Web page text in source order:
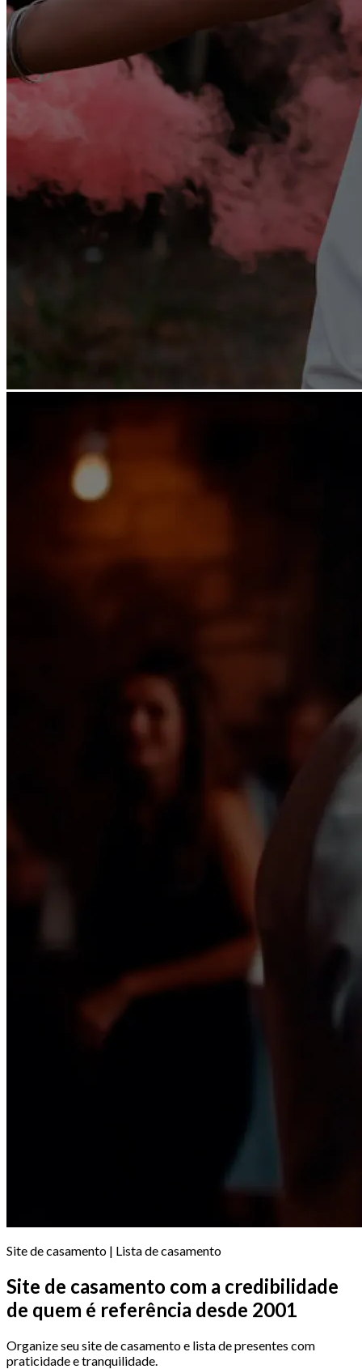
Site de casamento | Lista de casamento
Site de casamento com a credibilidade
de quem é referência desde 2001
Organize seu site de casamento e lista de presentes com
praticidade e tranquilidade.